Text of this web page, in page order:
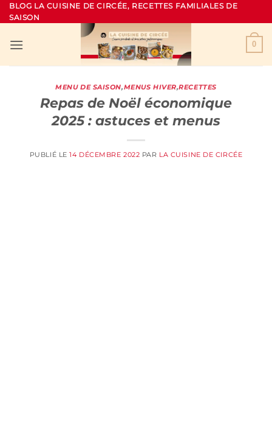
Passer
au
BLOG LA CUISINE DE CIRCÉE, RECETTES FAMILIALES DE
SAISON
0
MENU DE SAISON,MENUS HIVER,RECETTES
Repas de Noël économique
2025 : astuces et menus
PUBLIÉ LE14 DÉCEMBRE 2022 PAR LA CUISINE DE CIRCÉE